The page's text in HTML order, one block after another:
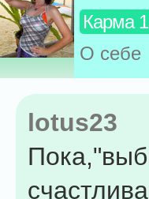
Карма
О себе
lotus23